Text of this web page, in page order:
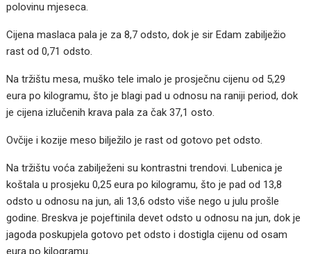
polovinu mjeseca.
Cijena maslaca pala je za 8,7 odsto, dok je sir Edam zabilježio
rast od 0,71 odsto.
Na tržištu mesa, muško tele imalo je prosječnu cijenu od 5,29
eura po kilogramu, što je blagi pad u odnosu na raniji period, dok
je cijena izlučenih krava pala za čak 37,1 osto.
Ovčije i kozije meso bilježilo je rast od gotovo pet odsto.
Na tržištu voća zabilježeni su kontrastni trendovi. Lubenica je
koštala u prosjeku 0,25 eura po kilogramu, što je pad od 13,8
odsto u odnosu na jun, ali 13,6 odsto više nego u julu prošle
godine. Breskva je pojeftinila devet odsto u odnosu na jun, dok je
jagoda poskupjela gotovo pet odsto i dostigla cijenu od osam
eura po kilogramu.